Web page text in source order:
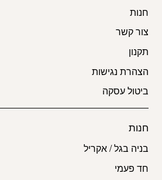
חנות
צור קשר
תקנון
הצהרת נגישות
ביטול עסקה
חנות
בניה בגל / אקריל
חד פעמי